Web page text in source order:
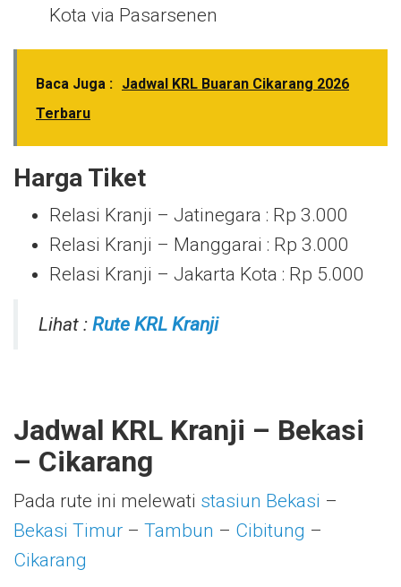
Kota via Pasarsenen
Baca Juga : Jadwal KRL Buaran Cikarang 2026
Terbaru
Harga Tiket
Relasi Kranji – Jatinegara : Rp 3.000
Relasi Kranji – Manggarai : Rp 3.000
Relasi Kranji – Jakarta Kota : Rp 5.000
Lihat : Rute KRL Kranji
Jadwal KRL Kranji – Bekasi
– Cikarang
Pada rute ini melewati stasiun Bekasi –
Bekasi Timur – Tambun – Cibitung –
Cikarang